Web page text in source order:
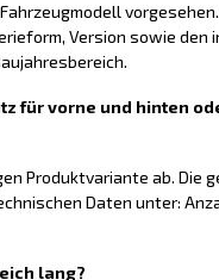
Version sowie den
für vorne und hinten
Produktvariante ab. Die
Daten unter:
lang?